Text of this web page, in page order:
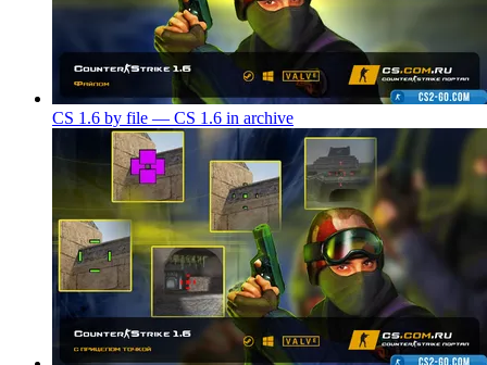
CS 1.6 by file — CS 1.6 in archive